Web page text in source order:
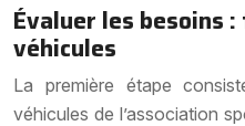
Évaluer les besoins
véhicules
La première étape
véhicules de l’association